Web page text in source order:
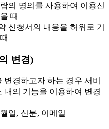
의 명의를 사용하여 이용신
때
신청서의 내용을 허위로 기
변경)
경하고자 하는 경우 서비
내의 기능을 이용하여 변경
일, 신분, 이메일